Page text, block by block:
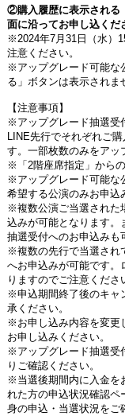
②購入履歴に表示される
面に沿ってお申し込くだ
※2024年7月 31日（水）
注意ください。
※アップグレード可能な
る」ボタンは表示されま
【注意事項】
※アップグレード抽選受
LINE先行でそれぞれご
す。一部枚数のみをアッ
※「 2階座席指定」から
※アップグレード可能な
希望する公演のみお申込
※複数公演ご当選された
込みが可能となります。
抽選受付へのお申込みも
※複数の先行で当選され
へお申込みが可能です。
りますのでご注意くださ
※申込期間終了後のキャ
承ください。
※お申し込み内容を変更
お申し込みください。
※アップグレード抽選受
りご確認ください。
※当選後期間内に入金を
れた方の申込状況確認ペ
身の申込・当選状況をご